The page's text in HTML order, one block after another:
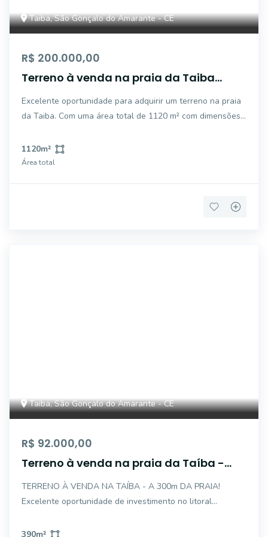
Taiba, São Gonçalo do Amarante - CE
R$ 200.000,00
Terreno à venda na praia da Taiba
Excelente oportunidade para adquirir um terreno na praia
da Taiba. Com uma área total de 1120 m² com dimensões
construir a sua casa dos sonhos ou investir em um projeto
1120m²
Área total
Taiba, São Gonçalo do Amarante - CE
R$ 92.000,00
Terreno à venda na praia da Taíba -
TERRENO À VENDA NA TAÍBA - A 300m DA PRAIA!
Excelente oportunidade de investimento no litoral
paradisíaca Taíba, em São Gonçalo do Amarante/CE.
390m²